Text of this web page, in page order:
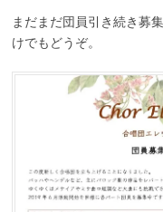
まだまだ団員引き続き募
けでもどうぞ。